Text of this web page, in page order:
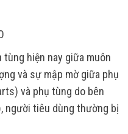
hiện nay giữa muôn
và sự mập mờ giữa phụ
và phụ tùng do bên
người tiêu dùng thường bị